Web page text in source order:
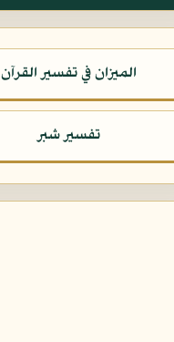
الميزان في تفسير القرآن
تفسير شبر